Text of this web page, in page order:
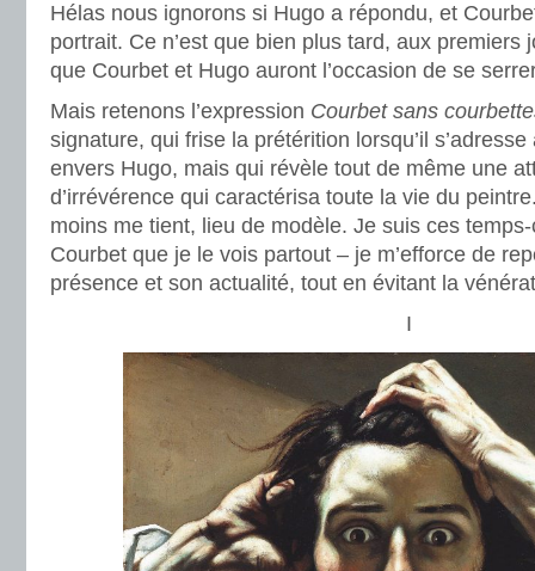
Hélas nous ignorons si Hugo a répondu, et
portrait. Ce n’est que bien plus tard, aux premiers
que Courbet et Hugo auront l’occasion de se
Mais retenons l’expression Courbet sans
signature, qui frise la prétérition lorsqu’il
envers Hugo, mais qui révèle tout de même une
d’irrévérence qui caractérisa toute la vie du
moins me tient, lieu de modèle. Je suis ces
Courbet que je le vois partout – je m’efforce de
présence et son actualité, tout en évitant la
I